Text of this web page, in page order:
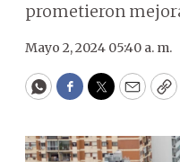
prometieron
Mayo 2, 2024 05:40 a. m.
WhatsApp
Facebook
Twitter
Email